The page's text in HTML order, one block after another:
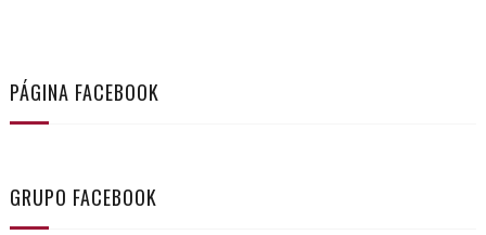
PÁGINA FACEBOOK
GRUPO FACEBOOK